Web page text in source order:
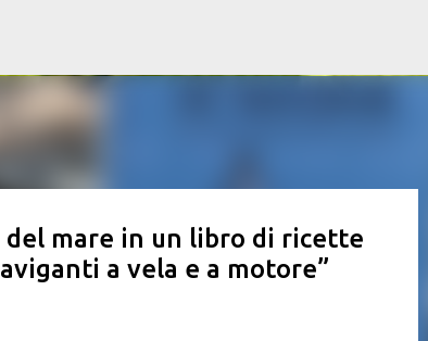
del mare in un libro di ricette
a vela e a motore”